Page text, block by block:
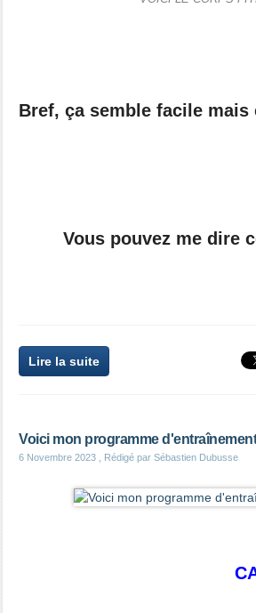
Bref, ça semble facile
Vous pouvez me dire
Lire la suite
Voici mon programme
6 Novembre 2023 , Rédigé par Sébastien Dubusse